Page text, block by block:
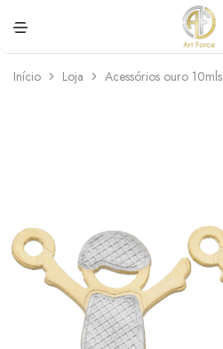
Force
personalizadas
Início Loja Acessórios ouro 10mls